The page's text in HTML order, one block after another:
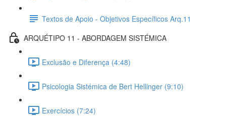
Textos de Apoio - Objetivos Específicos Arq.11
ARQUÉTIPO 11 - ABORDAGEM SISTÉMICA
Exclusão e Diferença (4:48)
Psicologia Sistémica de Bert Hellinger (9:10)
Exercícios (7:24)